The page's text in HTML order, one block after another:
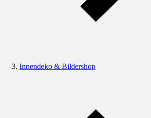
Innendeko & Bildershop